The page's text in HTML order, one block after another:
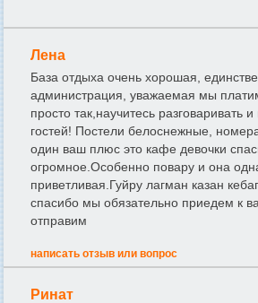
Лена
База отдыха очень хорошая,
администрация, уважаемая мы
просто так,научитесь разговаривать и
гостей! Постели белоснежные,
один ваш плюс это кафе девочки
огромное.Особенно повару и она
приветливая.Гуйру лагман казан
спасибо мы обязательно приедем к
отправим
написать отзыв или вопрос
Ринат